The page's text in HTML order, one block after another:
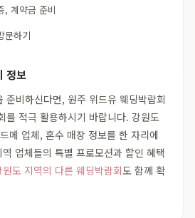
, 계약금 준비
문하기
정보
준비하신다면, 원주 위드유 웨딩박람회
를 적극 활용하시기 바랍니다. 강원도
메 업체, 혼수 매장 정보를 한 자리에
업체들의 특별 프로모션과 할인 혜택
원도 지역의 다른 웨딩박람회도 함께 확